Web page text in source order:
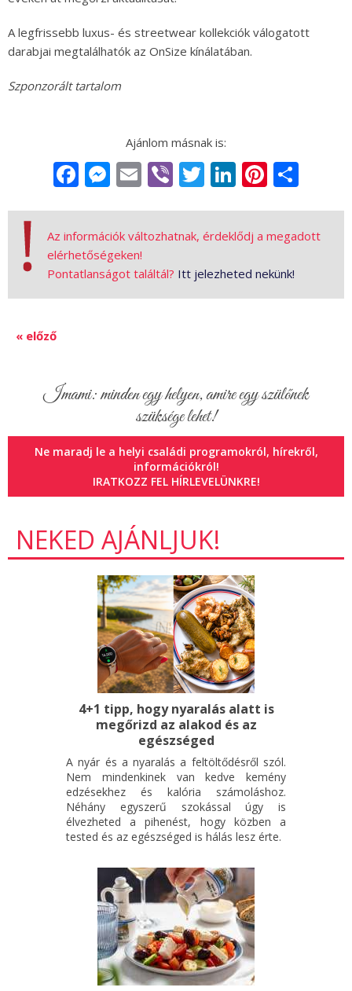
A legfrissebb luxus- és streetwear kollekciók válogatott
darabjai megtalálhatók az OnSize kínálatában.
Szponzorált tartalom
Facebook
Messenger
EmailViberTwitter
LinkedIn
Az információk változhatnak, érdeklődj a megadott
elérhetőségeken!
Pontatlanságot találtál? Itt jelezheted nekünk!
« előző
Imami: minden egy helyen, amire egy szülőnek
szüksége lehet!
Ne maradj le a helyi családi programokról, hírekről,
információkról!
IRATKOZZ FEL HÍRLEVELÜNKRE!
NEKED AJÁNLJUK!
4+1 tipp, hogy nyaralás alatt is
megőrizd az alakod és az
egészséged
A nyár és a nyaralás a feltöltődésről szól.
Nem mindenkinek van kedve kemény
edzésekhez és kalória számoláshoz.
Néhány egyszerű szokással úgy is
élvezheted a pihenést, hogy közben a
tested és az egészséged is hálás lesz érte.